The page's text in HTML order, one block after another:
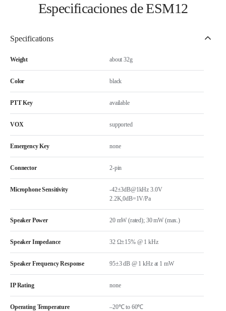
Especificaciones de ESM12
Specifications
Weight about 32g
Color black
PTT Key available
VOX supported
Emergency Key none
Connector 2-pin
Microphone Sensitivity
-42±3dB@1kHz 3.0V
2.2K,0dB=1V/Pa
Speaker Power 20 mW (rated); 30 mW (max.)
Speaker Impedance 32 Ω±15% @ 1 kHz
Speaker Frequency Response 95±3 dB @ 1 kHz at 1 mW
IP Rating none
Operating Temperature –20℃ to 60℃